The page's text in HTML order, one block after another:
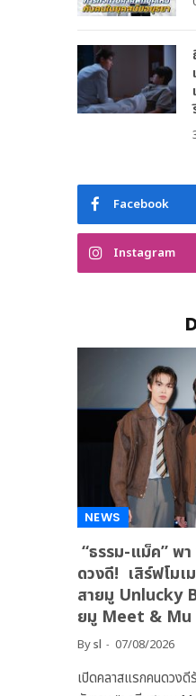
Facebook
Instagram
NEWS
“ธรรม-แม็ค” พ
ดวงดี! เสิร์ฟโมเ
สายมู Unlucky
ยมู Meet &
Bysl 07/08/2026
เปิดคลาสแรกคนดวง